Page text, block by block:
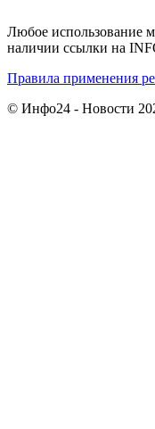
Любое использование
наличии ссылки на
Правила применения
© Инфо24 - Новости